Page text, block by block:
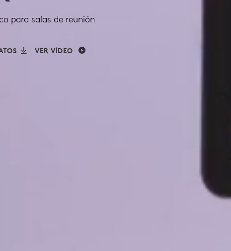
para salas de reunión
VER VÍDEO